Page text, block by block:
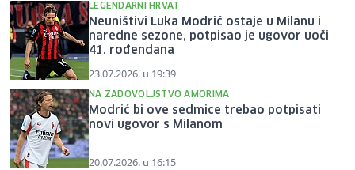
LEGENDARNI HRVAT
Neuništivi Luka Modrić ostaje u Milanu i
naredne sezone, potpisao je ugovor uoči
41. rođendana
23.07.2026. u 19:39
NA ZADOVOLJSTVO AMORIMA
Modrić bi ove sedmice trebao potpisati
novi ugovor s Milanom
20.07.2026. u 16:15